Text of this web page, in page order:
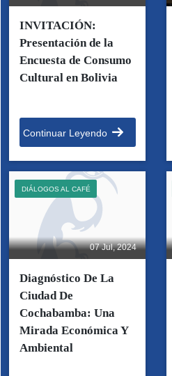
INVITACIÓN:
Presentación de la
Encuesta de Consumo
Cultural en Bolivia
Continuar Leyendo
07 Jul, 2024
DIÁLOGOS AL CAFÉ
Diagnóstico De La
Ciudad De
Cochabamba: Una
Mirada Económica Y
Ambiental